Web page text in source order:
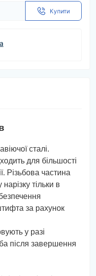
Купити
сталі.
для більшості
Різьбова частина
тільки в
за рахунок
у разі
після завершення